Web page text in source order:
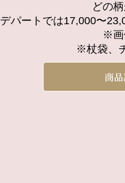
どの
デパートでは17,000〜
※画
※杖袋、
商